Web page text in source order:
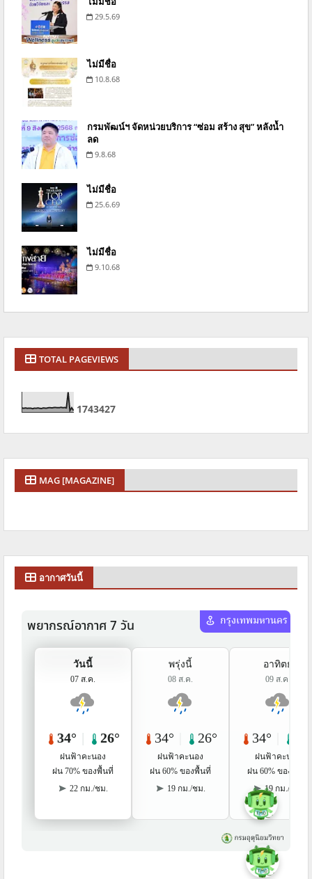
29.5.69
ไม่มีชื่อ
10.8.68
กรมพัฒน์ฯ จัดหน่วยบริการ “ซ่อม สร้าง สุข” หลังน้ำ
ลด
9.8.68
ไม่มีชื่อ
25.6.69
ไม่มีชื่อ
9.10.68
TOTAL PAGEVIEWS
1743427
MAG [MAGAZINE]
อากาศวันนี้